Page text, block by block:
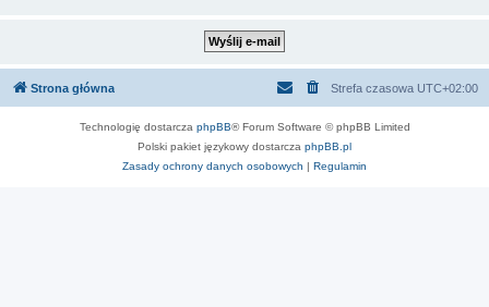
Strona główna Strefa czasowa UTC+02:00
Technologię dostarcza phpBB® Forum Software © phpBB Limited
Polski pakiet językowy dostarcza phpBB.pl
Zasady ochrony danych osobowych | Regulamin